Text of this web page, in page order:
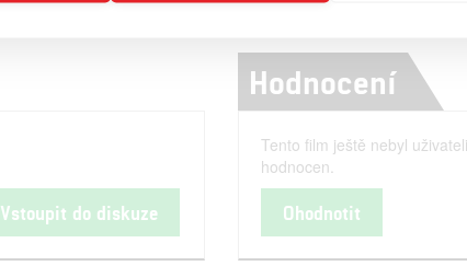
Vstoupit do diskuze
Hodnocení
Tento film ještě nebyl uživateli
hodnocen.
Ohodnotit